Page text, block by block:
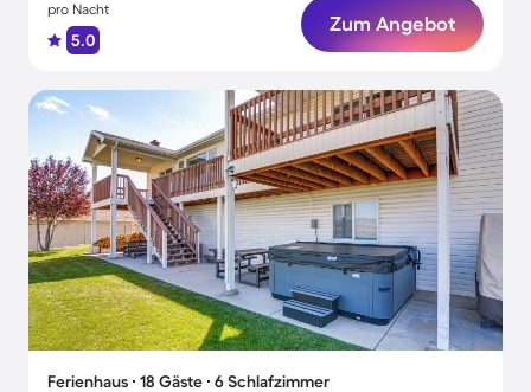
pro Nacht
5.0
Zum Angebot
Ferienhaus ∙ 18 Gäste ∙ 6 Schlafzimmer